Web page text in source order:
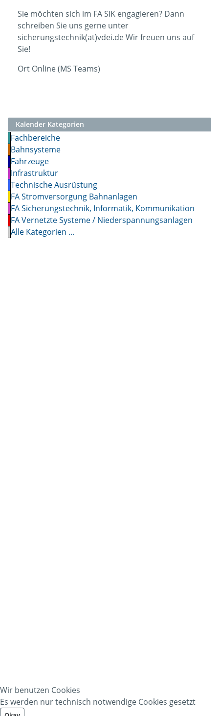
Sie möchten sich im FA SIK engagieren? Dann
schreiben Sie uns gerne unter
sicherungstechnik(at)vdei.de Wir freuen uns auf
Sie!
Ort Online (MS Teams)
Kalender Kategorien
Fachbereiche
Bahnsysteme
Fahrzeuge
Infrastruktur
Technische Ausrüstung
FA Stromversorgung Bahnanlagen
FA Sicherungstechnik, Informatik, Kommunikation
FA Vernetzte Systeme / Niederspannungsanlagen
Alle Kategorien ...
Wir benutzen Cookies
Es werden nur technisch notwendige Cookies gesetzt